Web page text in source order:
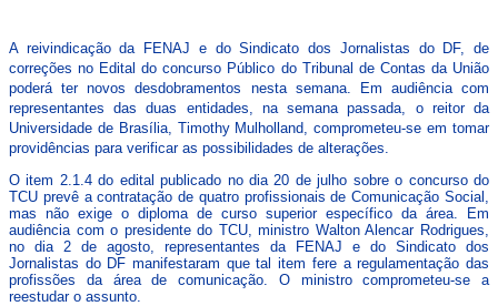
A reivindicação da FENAJ e do Sindicato dos Jornalistas do DF, de
correções no Edital do concurso Público do Tribunal de Contas da União
poderá ter novos desdobramentos nesta semana. Em audiência com
representantes das duas entidades, na semana passada, o reitor da
Universidade de Brasília, Timothy Mulholland, comprometeu-se em tomar
providências para verificar as possibilidades de alterações.
O item 2.1.4 do edital publicado no dia 20 de julho sobre o concurso do
TCU prevê a contratação de quatro profissionais de Comunicação Social,
mas não exige o diploma de curso superior específico da área. Em
audiência com o presidente do TCU, ministro Walton Alencar Rodrigues,
no dia 2 de agosto, representantes da FENAJ e do Sindicato dos
Jornalistas do DF manifestaram que tal item fere a regulamentação das
profissões da área de comunicação. O ministro comprometeu-se a
reestudar o assunto.